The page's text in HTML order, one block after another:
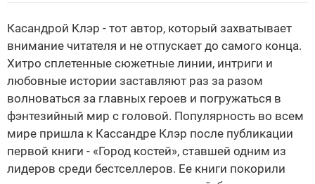
Касандрой Клэр - тот автор, который захватывает
внимание читателя и не отпускает до самого конца.
Хитро сплетенные сюжетные линии, интриги и
любовные истории заставляют раз за разом
волноваться за главных героев и погружаться в
фэнтезийный мир с головой. Популярность во всем
мире пришла к Кассандре Клэр после публикации
первой книги - «Город костей», ставшей одним из
лидеров среди бестселлеров. Ее книги покорили